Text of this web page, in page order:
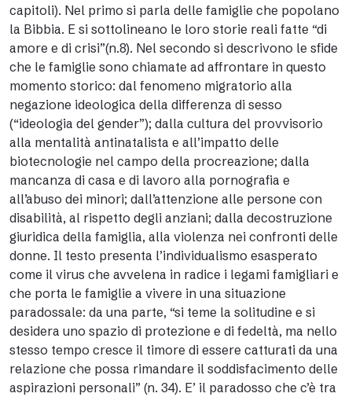
capitoli). Nel primo si parla delle famiglie che popolano
la Bibbia. E si sottolineano le loro storie reali fatte “di
amore e di crisi”(n.8). Nel secondo si descrivono le sfide
che le famiglie sono chiamate ad affrontare in questo
momento storico: dal fenomeno migratorio alla
negazione ideologica della differenza di sesso
(“ideologia del gender”); dalla cultura del provvisorio
alla mentalità antinatalista e all’impatto delle
biotecnologie nel campo della procreazione; dalla
mancanza di casa e di lavoro alla pornografia e
all’abuso dei minori; dall’attenzione alle persone con
disabilità, al rispetto degli anziani; dalla decostruzione
giuridica della famiglia, alla violenza nei confronti delle
donne. Il testo presenta l’individualismo esasperato
come il virus che avvelena in radice i legami famigliari e
che porta le famiglie a vivere in una situazione
paradossale: da una parte, “si teme la solitudine e si
desidera uno spazio di protezione e di fedeltà, ma nello
stesso tempo cresce il timore di essere catturati da una
relazione che possa rimandare il soddisfacimento delle
aspirazioni personali” (n. 34). E’ il paradosso che c’è tra